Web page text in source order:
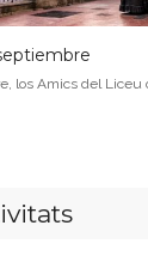
los Amics del Liceu